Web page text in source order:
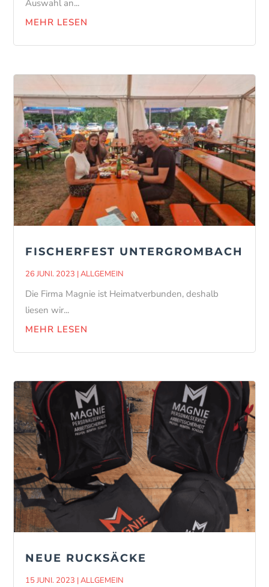
Auswahl an...
MEHR LESEN
FISCHERFEST UNTERGROMBACH
26 JUNI. 2023 |ALLGEMEIN
Die Firma Magnie ist Heimatverbunden, deshalb
liesen wir...
MEHR LESEN
NEUE RUCKSÄCKE
15 JUNI. 2023 |ALLGEMEIN